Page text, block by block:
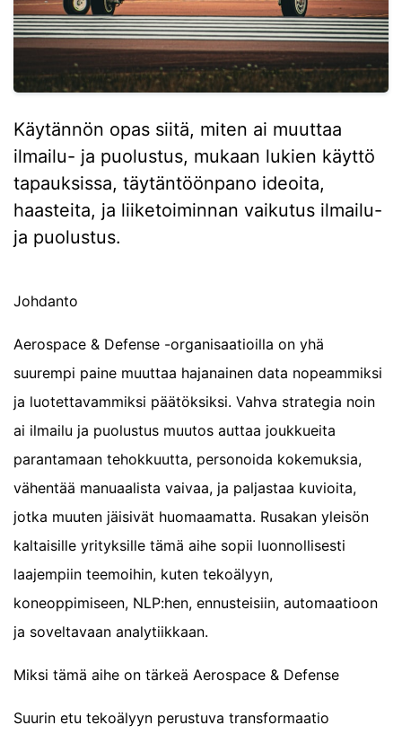
Käytännön opas siitä, miten ai muuttaa
ilmailu- ja puolustus, mukaan lukien käyttö
tapauksissa, täytäntöönpano ideoita,
haasteita, ja liiketoiminnan vaikutus ilmailu-
ja puolustus.
Johdanto
Aerospace & Defense -organisaatioilla on yhä
suurempi paine muuttaa hajanainen data nopeammiksi
ja luotettavammiksi päätöksiksi. Vahva strategia noin
ai ilmailu ja puolustus muutos auttaa joukkueita
parantamaan tehokkuutta, personoida kokemuksia,
vähentää manuaalista vaivaa, ja paljastaa kuvioita,
jotka muuten jäisivät huomaamatta. Rusakan yleisön
kaltaisille yrityksille tämä aihe sopii luonnollisesti
laajempiin teemoihin, kuten tekoälyyn,
koneoppimiseen, NLP:hen, ennusteisiin, automaatioon
ja soveltavaan analytiikkaan.
Miksi tämä aihe on tärkeä Aerospace & Defense
Suurin etu tekoälyyn perustuva transformaatio